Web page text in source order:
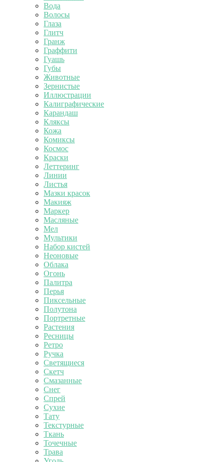
Вода
Волосы
Глаза
Глитч
Гранж
Граффити
Гуашь
Губы
Животные
Зернистые
Иллюстрации
Калиграфические
Карандаш
Кляксы
Кожа
Комиксы
Космос
Краски
Леттеринг
Линии
Листья
Мазки красок
Макияж
Маркер
Масляные
Мел
Мультики
Набор кистей
Неоновые
Облака
Огонь
Палитра
Перья
Пиксельные
Полутона
Портретные
Растения
Ресницы
Ретро
Ручка
Светящиеся
Скетч
Смазанные
Снег
Спрей
Сухие
Тату
Текстурные
Ткань
Точечные
Трава